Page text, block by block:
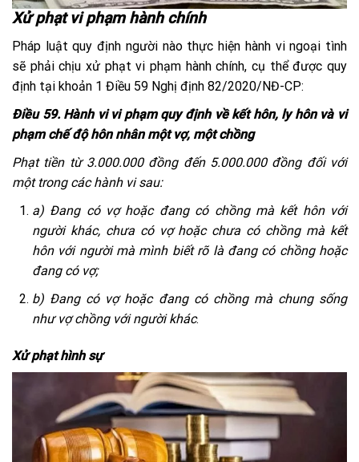
Xử phạt vi phạm hành chính
Pháp luật quy định người nào thực hiện hành vi ngoại tình
sẽ phải chịu xử phạt vi phạm hành chính, cụ thể được quy
định tại khoản 1 Điều 59 Nghị định 82/2020/NĐ-CP:
Điều 59. Hành vi vi phạm quy định về kết hôn, ly hôn và vi
phạm chế độ hôn nhân một vợ, một chồng
Phạt tiền từ 3.000.000 đồng đến 5.000.000 đồng đối với
một trong các hành vi sau:
a) Đang có vợ hoặc đang có chồng mà kết hôn với
người khác, chưa có vợ hoặc chưa có chồng mà kết
hôn với người mà mình biết rõ là đang có chồng hoặc
đang có vợ;
b) Đang có vợ hoặc đang có chồng mà chung sống
như vợ chồng với người khác.
Xử phạt hình sự